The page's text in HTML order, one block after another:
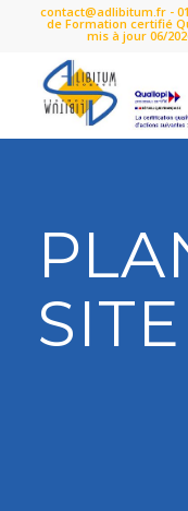
contact@adlibitum.fr -
de Formation certifié
mis à jour 06/
SITE